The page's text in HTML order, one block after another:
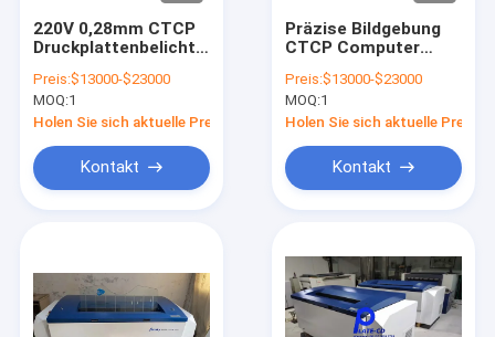
220V 0,28mm CTCP
Druckplattenbelichter
Plattenherstellung
Preis:$13000-$23000
MOQ:1
Holen Sie sich aktuelle Preis
Kontakt
Präzise Bildgebung
CTCP Computer
Preis:$13000-$23000
MOQ:1
Holen Sie sich aktuelle Preis
Kontakt